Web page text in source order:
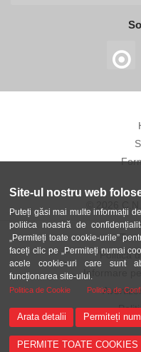
Site-ul nostru web
Puteți găsi mai multe informații
politica noastră de
„Permiteți toate cookie-urile”
faceți clic pe „Permiteți numai
acele cookie-uri care sunt
funcționarea site-ului.
Politica de Cookie Politica de
Arata detalii Permiteți
PERMITE TOATE COOKIES
Politica
Informare